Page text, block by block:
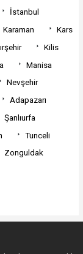
İstanbul
Karaman
Kars
Kilis
Manisa
Nevşehir
Adapazarı
Şanlıurfa
Tunceli
Zonguldak